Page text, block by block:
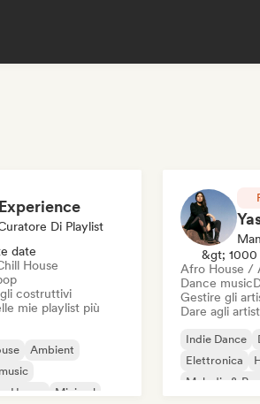
Di Playlist
date
House
costruttivi
mie playlist più
Ambient
House
Minimal
&gt; 1000
Afro House /
Dance music
Gestire gli
Dare agli
Indie Dance
Elettronica
Melodic &